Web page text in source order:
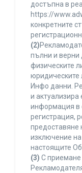
достъпна в
https://
конкретните
(2)
пълни и верни
физическите
юридическите
Инфо данни.
и актуализира
информация в
регистрация,
предоставяне
изключение на
настоящите
(3) С